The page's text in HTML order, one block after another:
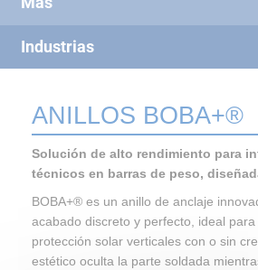
Industrias
ANILLOS BOBA+®
Solución de alto rendimiento para
técnicos en barras de peso,
BOBA+® es un anillo de anclaje
acabado discreto y perfecto, ideal
protección solar verticales con o sin
estético oculta la parte soldada